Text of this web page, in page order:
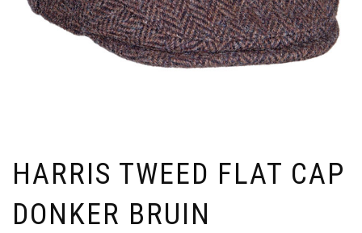
HARRIS TWEED FLAT CAP
DONKER BRUIN